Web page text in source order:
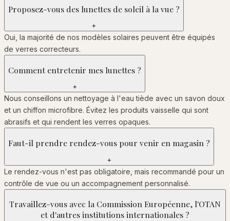
Proposez-vous des lunettes de soleil à la vue ?
+
Oui, la majorité de nos modèles solaires peuvent être équipés
de verres correcteurs.
Comment entretenir mes lunettes ?
+
Nous conseillons un nettoyage à l'eau tiède avec un savon doux
et un chiffon microfibre. Évitez les produits vaisselle qui sont
abrasifs et qui rendent les verres opaques.
Faut-il prendre rendez-vous pour venir en magasin ?
+
Le rendez-vous n'est pas obligatoire, mais recommandé pour un
contrôle de vue ou un accompagnement personnalisé.
Travaillez-vous avec la Commission Européenne, l'OTAN
et d'autres institutions internationales ?